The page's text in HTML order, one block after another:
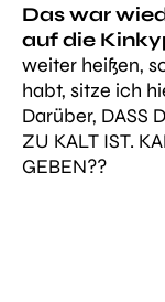
Das war
auf die
weiter heißen,
habt, sitze ich
Darüber, DASS
ZU KALT IST.
GEBEN??